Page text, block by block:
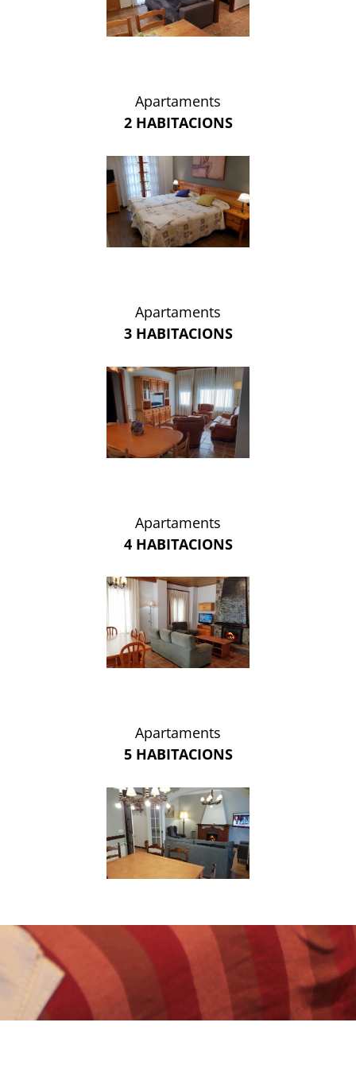
Apartaments
2 HABITACIONS
Apartaments
3 HABITACIONS
Apartaments
4 HABITACIONS
Apartaments
5 HABITACIONS